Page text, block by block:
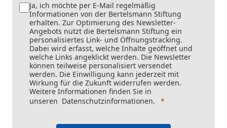
Ja, ich möchte per E-Mail regelmäßig
Informationen von der Bertelsmann Stiftung
erhalten. Zur Optimierung des Newsletter-
Angebots nutzt die Bertelsmann Stiftung ein
personalisiertes Link- und Öffnungstracking.
Dabei wird erfasst, welche Inhalte geöffnet und
welche Links angeklickt werden. Die Newsletter
können teilweise personalisiert versendet
werden. Die Einwilligung kann jederzeit mit
Wirkung für die Zukunft widerrufen werden.
Weitere Informationen finden Sie in
unseren Datenschutzinformationen.